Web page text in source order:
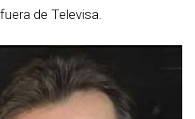
de Televisa.